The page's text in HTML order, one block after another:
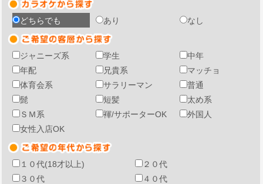
どちらでも あり なし
ジャニーズ系 学生
中年
年配
兄貴系
マッチョ
体育会系
サラリーマン
普通
髭
短髪
太め系
ＳＭ系
褌/サポーターOK
外国人
女性入店OK
１０代(18才以上)
２０代
３０代
４０代